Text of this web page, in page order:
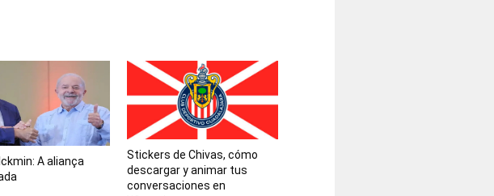
A aliança
Stickers de Chivas, cómo
descargar y animar tus
conversaciones en